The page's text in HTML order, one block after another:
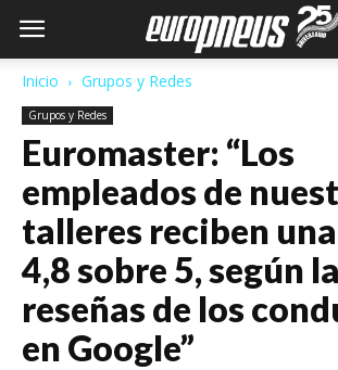
Inicio Grupos y Redes
Grupos y Redes
Euromaster: “Los
empleados de
talleres reciben
4,8 sobre 5, según
reseñas de los
en Google”